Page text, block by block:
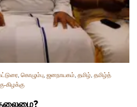
, கொழும்பு, ஜனநாயகம், தமிழ், தமிழ்த்
கிழக்கு